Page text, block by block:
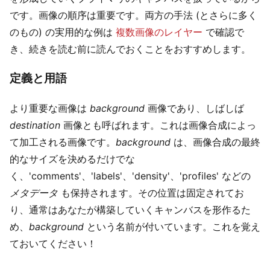
です。画像の順序は重要です。両方の手法 (とさらに多く
のもの) の実用的な例は 複数画像のレイヤー で確認で
き、続きを読む前に読んでおくことをおすすめします。
定義と用語
より重要な画像は background 画像であり、しばしば
destination 画像とも呼ばれます。これは画像合成によっ
て加工される画像です。 background は、画像合成の最終
的なサイズを決めるだけでな
く、'comments'、'labels'、'density'、'profiles' などの
メタデータ も保持されます。その位置は固定されてお
り、通常はあなたが構築していくキャンバスを形作るた
め、 background という名前が付いています。これを覚え
ておいてください！